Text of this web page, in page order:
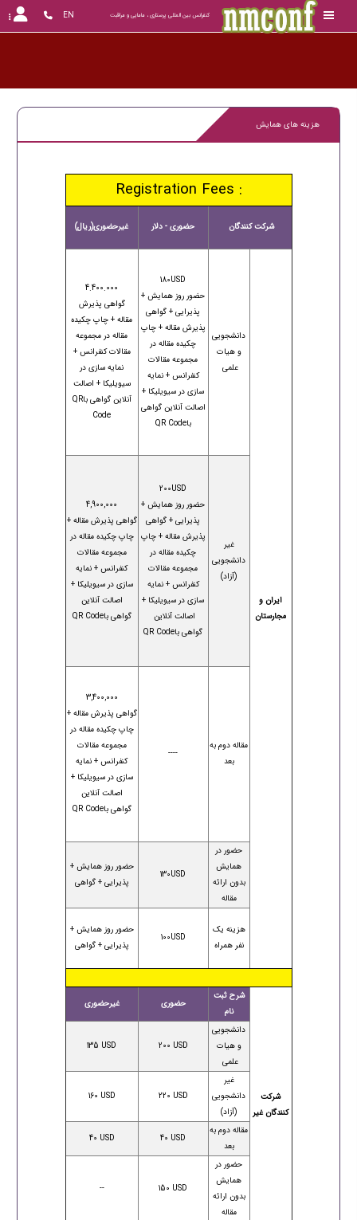
کنفرانس بین المللی پرستاری ، مامایی و مراقبت EN
هزینه های همایش
Registration Fees :
شرکت کنندگان حضوری - دلار غیرحضوری(ریال)
ایران و
مجارستان
دانشجویی
و هیات
علمی
180USD
حضور روز همایش +
پذیرایی + گواهی
پذیرش مقاله + چاپ
چکیده مقاله در
مجموعه مقالات
کنفرانس + نمایه
سازی در سیویلیکا +
اصالت آنلاین گواهی
باQR Code
4.400.000
گواهی پذیرش
مقاله + چاپ چکیده
مقاله در مجموعه
مقالات کنفرانس +
نمایه سازی در
سیویلیکا + اصالت
آنلاین گواهی باQR
Code
غیر
دانشجویی
(آزاد)
200USD
حضور روز همایش +
پذیرایی + گواهی
پذیرش مقاله + چاپ
چکیده مقاله در
مجموعه مقالات
کنفرانس + نمایه
سازی در سیویلیکا +
اصالت آنلاین
گواهی باQR Code
4,900,000
گواهی پذیرش مقاله +
چاپ چکیده مقاله در
مجموعه مقالات
کنفرانس + نمایه
سازی در سیویلیکا +
اصالت آنلاین
گواهی باQR Code
مقاله دوم به
بعد
----
3,400,000
گواهی پذیرش مقاله +
چاپ چکیده مقاله در
مجموعه مقالات
کنفرانس + نمایه
سازی در سیویلیکا +
اصالت آنلاین
گواهی باQR Code
حضور در
همایش
بدون ارائه
مقاله
130USD
حضور روز همایش +
پذیرایی + گواهی
هزینه یک
نفر همراه
100USD
حضور روز همایش +
پذیرایی + گواهی
شرکت
کنندگان غیر
شرح ثبت
نام
حضوری غیرحضوری
دانشجویی
و هیات
علمی
200 USD
135 USD
غیر
دانشجویی
(آزاد)
220 USD
160 USD
مقاله دوم به
بعد
40 USD
40 USD
حضور در
همایش
بدون ارائه
مقاله
150 USD
--